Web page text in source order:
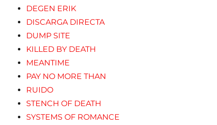
DEGEN ERIK
DISCARGA DIRECTA
DUMP SITE
KILLED BY DEATH
MEANTIME
PAY NO MORE THAN
RUIDO
STENCH OF DEATH
SYSTEMS OF ROMANCE